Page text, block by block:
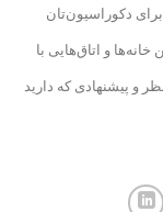
برای دکوراسیون‌تان
و اتاق‌هایی با
و پیشنهادی که دارید